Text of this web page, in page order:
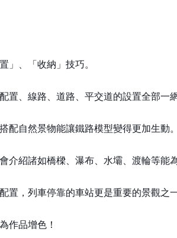
」、「收納」技巧。
、線路、道路、平交道的設置全部一網
配自然景物能讓鐵路模型變得更加生動。
紹諸如橋樑、瀑布、水壩、渡輪等能
，列車停靠的車站更是重要的景觀
作品增色！